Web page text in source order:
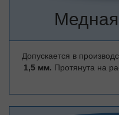
Допускается в
1,5 мм. Протянута на